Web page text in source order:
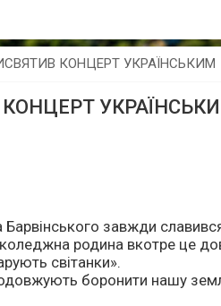
КОНЦЕРТ УКРАЇНСЬКИМ
Барвінського завжди
родина вкотре це
світанки».
боронити нашу